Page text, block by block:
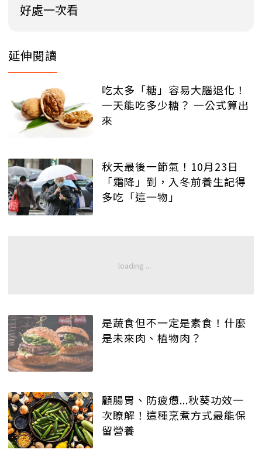
好處一次看
延伸閱讀
吃太多「糖」容易大腦退化！
一天能吃多少糖？ 一公式算出
來
秋天最後一節氣！10月23日
「霜降」到，入冬前養生記得
多吃「這一物」
是蔬食但不一定是素食！什麼
是未來肉、植物肉？
顧腸胃、防疲憊...秋葵功效一
次瞭解！這種烹煮方式最能保
留營養